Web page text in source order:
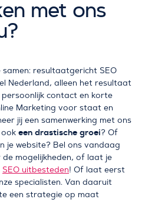
met ons
resultaatgericht SEO
Nederland, alleen het resultaat
contact en korte
Marketing voor staat en
jij een samenwerking met ons
een drastische groei? Of
je website? Bel ons vandaag
mogelijkheden, of laat je
SEO uitbesteden! Of laat eerst
specialisten. Van daaruit
een strategie op maat